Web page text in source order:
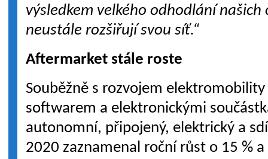
výsledkem velkého odhodlání našich
neustále rozšiřují svou síť.“
Aftermarket stále roste
Souběžně s rozvojem
softwarem a elektronickými
autonomní, připojený, elektrický a
2020 zaznamenal roční růst o 15 %